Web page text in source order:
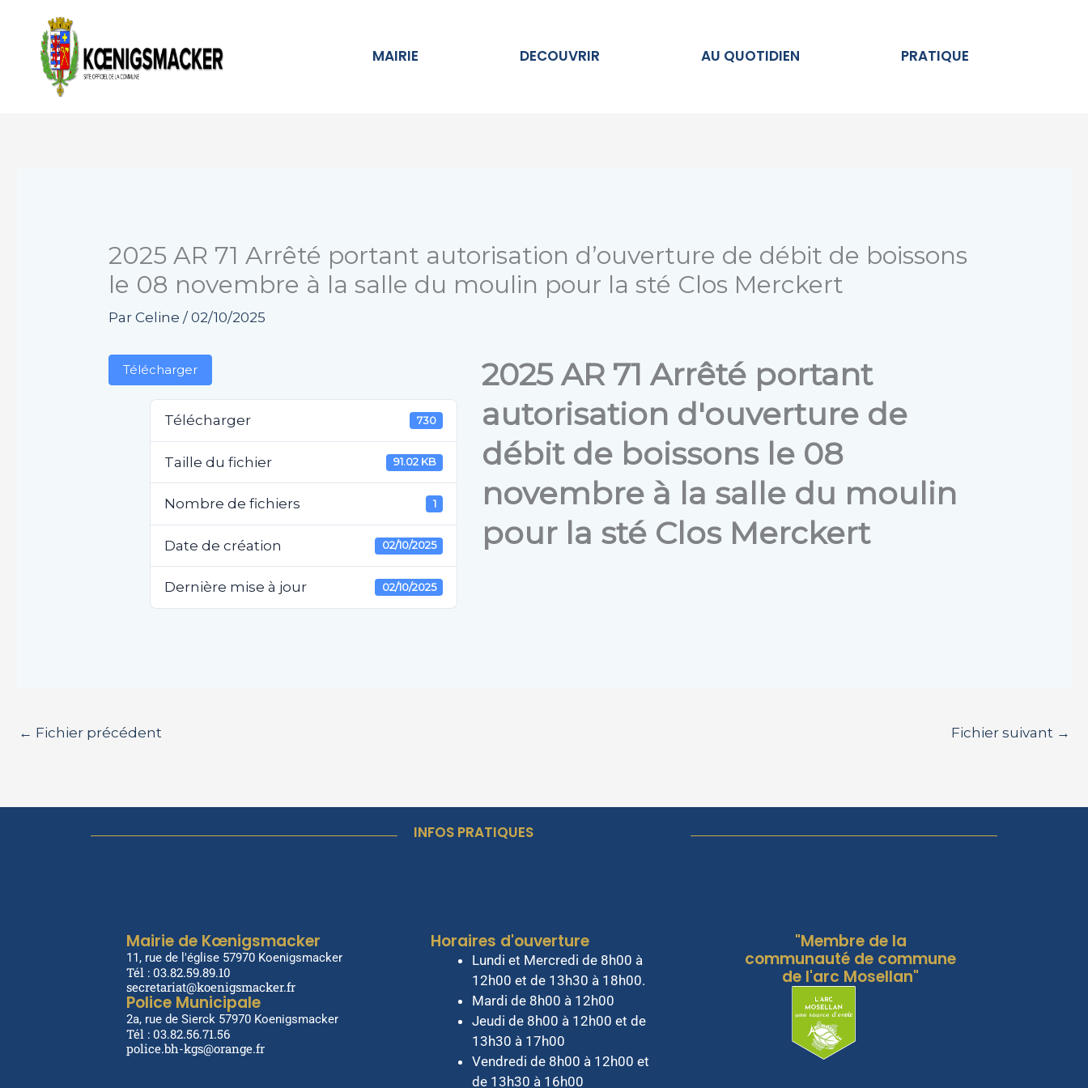
contenu
MAIRIE DECOUVRIR Ouvrir DECOUVRIRAU QUOTIDIEN Ouvrir AU QUOTIDIENPRATIQUE
2025 AR 71 Arrêté portant autorisation d’ouverture de débit de boissons
le 08 novembre à la salle du moulin pour la sté Clos Merckert
Par Celine / 02/10/2025
Télécharger
Télécharger 730
Taille du fichier 91.02 KB
Nombre de fichiers 1
Date de création 02/10/2025
Dernière mise à jour 02/10/2025
2025 AR 71 Arrêté portant
autorisation d'ouverture de
débit de boissons le 08
novembre à la salle du moulin
pour la sté Clos Merckert
← Fichier précédent Fichier suivant →
INFOS PRATIQUES
Mairie de Kœnigsmacker
11, rue de l'église 57970 Koenigsmacker
Tél : 03.82.59.89.10
secretariat@koenigsmacker.fr
Police Municipale
2a, rue de Sierck 57970 Koenigsmacker
Tél : 03.82.56.71.56
police.bh-kgs@orange.fr
Horaires d'ouverture
Lundi et Mercredi de 8h00 à
12h00 et de 13h30 à 18h00.
Mardi de 8h00 à 12h00
Jeudi de 8h00 à 12h00 et de
13h30 à 17h00
Vendredi de 8h00 à 12h00 et
de 13h30 à 16h00
"Membre de la
communauté de commune
de l'arc Mosellan"